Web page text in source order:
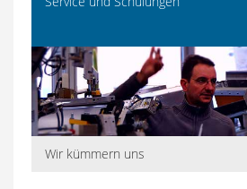
Wir kümmern uns